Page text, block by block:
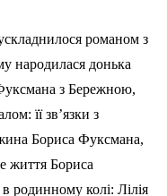
романом з
народилася донька
з Бережною,
її зв’язки з
Бориса Фуксмана,
життя Бориса
родинному колі: Лілія